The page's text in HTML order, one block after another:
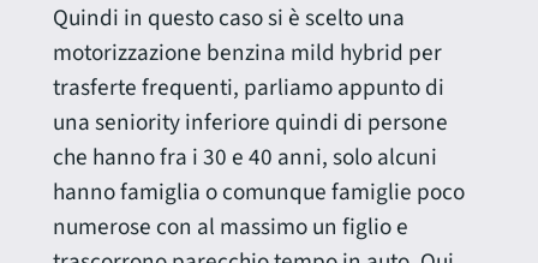
Quindi in questo caso si è scelto una
motorizzazione benzina mild hybrid per
trasferte frequenti, parliamo appunto di
una seniority inferiore quindi di persone
che hanno fra i 30 e 40 anni, solo alcuni
hanno famiglia o comunque famiglie poco
numerose con al massimo un figlio e